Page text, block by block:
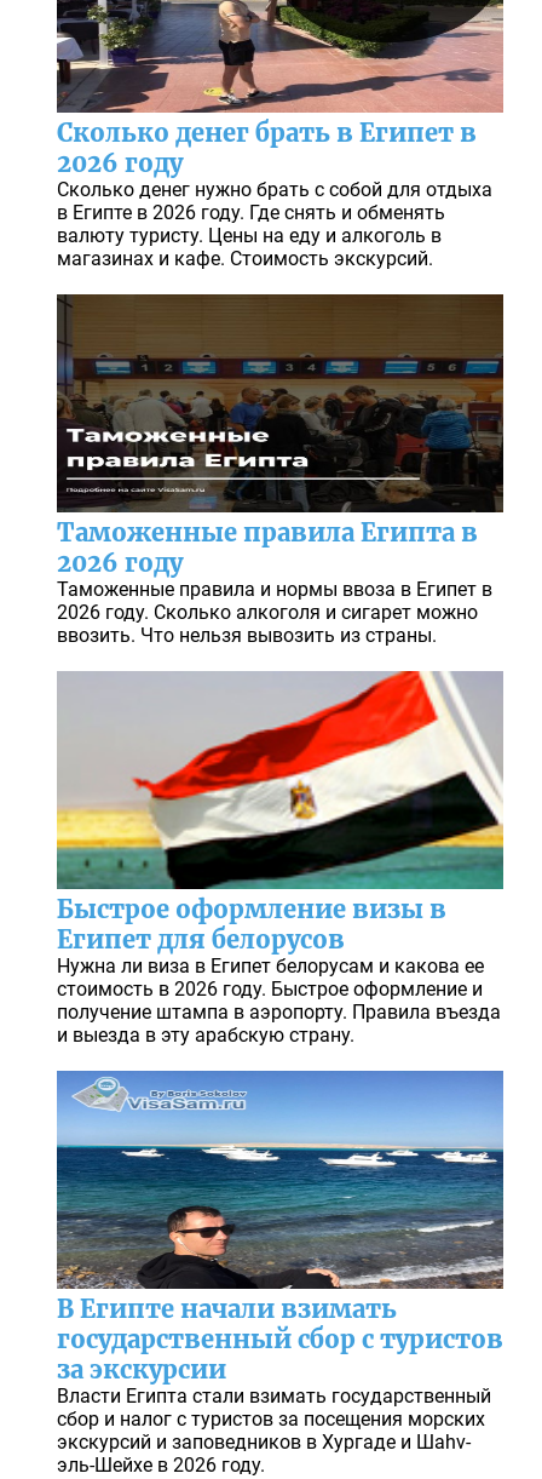
Сколько денег брать в Египет в
2026 году
Сколько денег нужно брать с собой для отдыха
в Египте в 2026 году. Где снять и обменять
валюту туристу. Цены на еду и алкоголь в
магазинах и кафе. Стоимость экскурсий.
Таможенные правила Египта в
2026 году
Таможенные правила и нормы ввоза в Египет в
2026 году. Сколько алкоголя и сигарет можно
ввозить. Что нельзя вывозить из страны.
Быстрое оформление визы в
Египет для белорусов
Нужна ли виза в Египет белорусам и какова ее
стоимость в 2026 году. Быстрое оформление и
получение штампа в аэропорту. Правила въезда
и выезда в эту арабскую страну.
В Египте начали взимать
государственный сбор с туристов
за экскурсии
Власти Египта стали взимать государственный
сбор и налог с туристов за посещения морских
экскурсий и заповедников в Хургаде и Шаhv-
эль-Шейхе в 2026 году.